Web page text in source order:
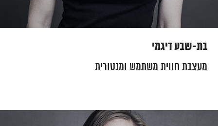
בת-שבע דיגמי
מעצבת חווית משתמש ומנטורית